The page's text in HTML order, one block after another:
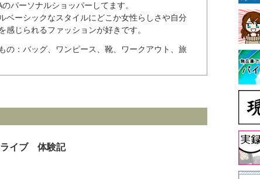
パーソナルショッパーしてます。
ベーシックなスタイルにどこか女性らしさや自分
感じられるファッションが好きです。
の：バッグ、ワンピース、靴、ワークアウト、旅
ライブ 体験記